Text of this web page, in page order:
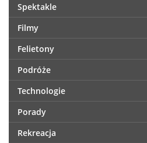
Spektakle
Filmy
Felietony
Podróże
Technologie
Porady
Rekreacja